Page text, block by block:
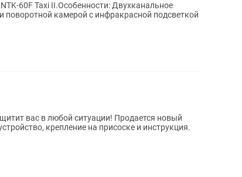
60F Taxi II.Особенности: Двухканальное
поворотной камерой с инфракрасной подсветкой
вас в любой ситуации! Продается новый
крепление на присоске и инструкция.